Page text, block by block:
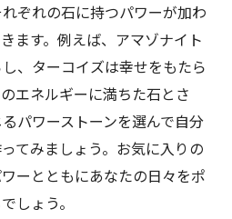
ぞれの石に持つパワーが加わ
ます。例えば、アマゾナイト
、ターコイズは幸せをもたら
エネルギーに満ちた石とさ
パワーストーンを選んで自分
てみましょう。お気に入りの
ーとともにあなたの日々をポ
しょう。